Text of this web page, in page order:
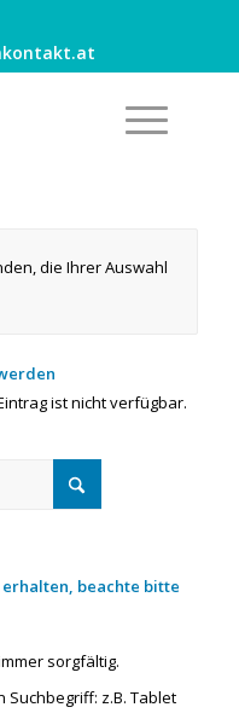
die Ihrer Auswahl
ist nicht verfügbar.
erhalten, beachte bitte
sorgfältig.
z.B. Tablet